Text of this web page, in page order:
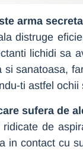
arma
distruge
lichidi sa
si sanatoasa,
ti astfel ochii
sufera de
ridicate de
in contact cu